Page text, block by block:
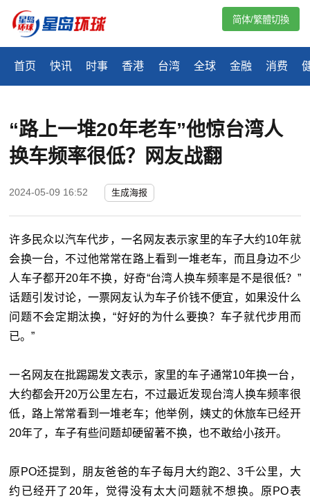
首页 快讯 时事 香港 台湾 全球 金融 消费
简体/繁體切換
“路上一堆20年老车”他惊台湾人
换车频率很低？网友战翻
2024-05-09 16:52 生成海报
许多民众以汽车代步，一名网友表示家里的车子大约10年就
会换一台，不过他常常在路上看到一堆老车，而且身边不少
人车子都开20年不换，好奇“台湾人换车频率是不是很低？”
话题引发讨论，一票网友认为车子价钱不便宜，如果没什么
问题不会定期汰换，“好好的为什么要换？车子就代步用而
已。”
一名网友在批踢踢发文表示，家里的车子通常10年换一台，
大约都会开20万公里左右，不过最近发现台湾人换车频率很
低，路上常常看到一堆老车；他举例，姨丈的休旅车已经开
20年了，车子有些问题却硬留著不换，也不敢给小孩开。
原PO还提到，朋友爸爸的车子每月大约跑2、3千公里，大
约已经开了20年，觉得没有太大问题就不想换。原PO表